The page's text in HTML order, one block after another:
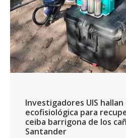
Investigadores UIS
ecofisiológica para
ceiba barrigona de los
Santander